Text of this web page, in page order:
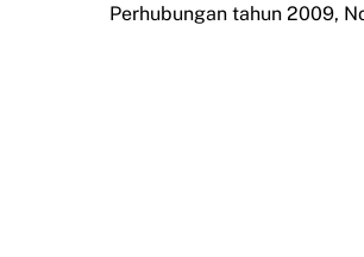
Perhubungan tahun 2009,